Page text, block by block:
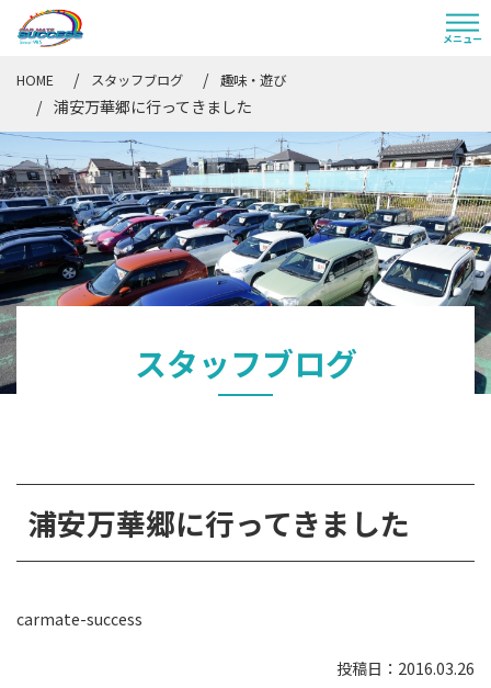
HOME スタッフブログ 趣味・遊び
浦安万華郷に行ってきました
スタッフブログ
浦安万華郷に行ってきました
carmate-success
2016.03.26